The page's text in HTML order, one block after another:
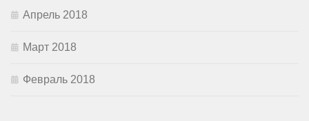
Апрель 2018
Март 2018
Февраль 2018